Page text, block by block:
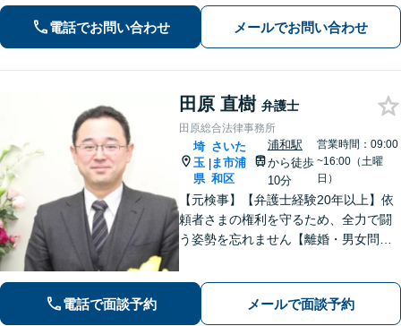
わせ下さい。
電話でお問い合わせ メールでお問い合わせ
田原 直樹 弁護士
田原総合法律事務所
埼
玉
県
|
さいた
ま市浦
和区
浦和駅
から徒歩
10分
営業時間：09:00
~16:00（土曜
日）
【元検事】【弁護士経験20年以上】依
頼者さまの権利を守るため、全力で闘
う姿勢を忘れません【離婚・男女問
分・遺留分にも積極的に対応【夜間／
休日の相談可能】
電話で面談予約 メールで面談予約